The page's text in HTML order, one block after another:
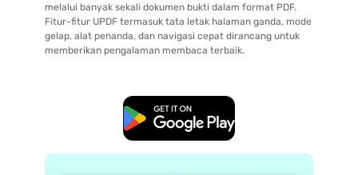
melalui banyak sekali dokumen bukti dalam format PDF.
Fitur-fitur UPDF termasuk tata letak halaman ganda, mode
gelap, alat penanda, dan navigasi cepat dirancang untuk
memberikan pengalaman membaca terbaik.
Unduh Gratis